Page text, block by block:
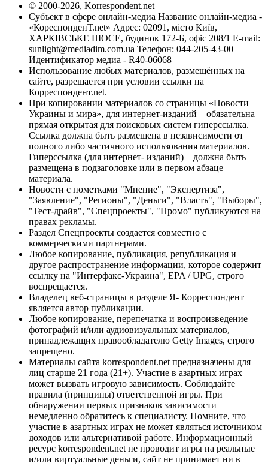
© 2000-2026, Korrespondent.net
Субъект в сфере онлайн-медиа Название онлайн-медиа -
«КореспонденТ.net» Адрес: 02091, місто Київ,
ХАРКІВСЬКЕ ШОСЕ, будинок 172-Б, офіс 208/1 E-mail:
sunlight@mediadim.com.ua Телефон: 044-205-43-00
Идентификатор медиа - R40-06068
Использование любых материалов, размещённых на
сайте, разрешается при условии ссылки на
Корреспондент.net.
При копировании материалов со страницы «Новости
Украины и мира», для интернет-изданий – обязательна
прямая открытая для поисковых систем гиперссылка.
Ссылка должна быть размещена в независимости от
полного либо частичного использования материалов.
Гиперссылка (для интернет- изданий) – должна быть
размещена в подзаголовке или в первом абзаце
материала.
Новости с пометками "Мнение", "Экспертиза",
"Заявление", "Регионы", "Деньги", "Власть", "Выборы",
"Тест-драйв", "Спецпроекты", "Промо" публикуются на
правах рекламы.
Раздел Спецпроекты создается совместно с
коммерческими партнерами.
Любое копирование, публикация, републикация и
другое распространение информации, которое содержит
ссылку на "Интерфакс-Украина", EPA / UPG, строго
воспрещается.
Владелец веб-страницы в разделе Я- Корреспондент
является автор публикации.
Любое копирование, перепечатка и воспроизведение
фотографий и/или аудиовизуальных материалов,
принадлежащих правообладателю Getty Images, строго
запрещено.
Материалы сайта korrespondent.net предназначены для
лиц старше 21 года (21+). Участие в азартных играх
может вызвать игровую зависимость. Соблюдайте
правила (принципы) ответственной игры. При
обнаружении первых признаков зависимости
немедленно обратитесь к специалисту. Помните, что
участие в азартных играх не может являться источником
доходов или альтернативой работе. Информационный
ресурс korrespondent.net не проводит игры на реальные
и/или виртуальные деньги, сайт не принимает ни в